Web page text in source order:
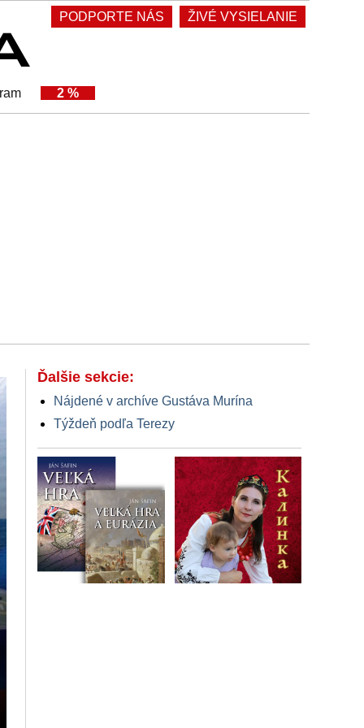
PODPORTE NÁS ŽIVÉ VYSIELANIE
2 %
Ďalšie sekcie:
Nájdené v archíve Gustáva Murína
Týždeň podľa Terezy